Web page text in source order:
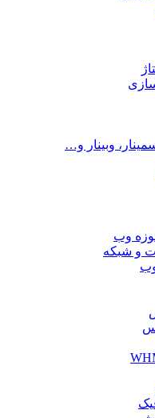
وبینار و…
وب
و شبکه